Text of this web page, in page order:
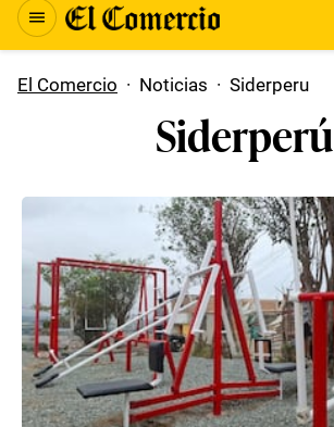
El Comercio · Noticias · Siderperu
Siderperú